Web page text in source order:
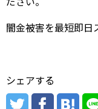
闇金被害を最短即日
シェアする